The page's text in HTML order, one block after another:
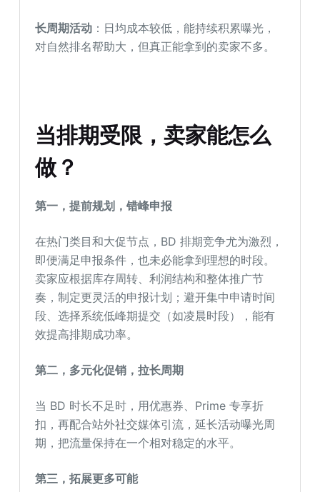
长周期活动 ：日均成本较低，能持续积累曝光，
对自然排名帮助大，但真正能拿到的卖家不多。
当排期受限，卖家能怎么
做？
第一，提前规划 ，错峰申报
在热门类目和大促节点，BD 排期竞争尤为激烈，
即便满足申报条件，也未必能拿到理想的时段。
卖家应根据库存周转、利润结构和整体推广节
奏，制定更灵活的申报计划；避开集中申请时间
段、选择系统低峰期提交（如凌晨时段），能有
效提高排期成功率。
第二， 多元化促销 ，拉长周期
当 BD 时长不足时，用优惠券、Prime 专享折
扣，再配合站外社交媒体引流，延长活动曝光周
期，把流量保持在一个相对稳定的水平。
第三，拓展更多可能